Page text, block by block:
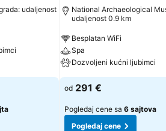
udaljenost
National Archaeological
udaljenost 0.9 km
Besplatan WiFi
Spa
Dozvoljeni kućni ljubimci
od 291 €
Pogledaj cene sa 6 sajtova
Pogledaj cene